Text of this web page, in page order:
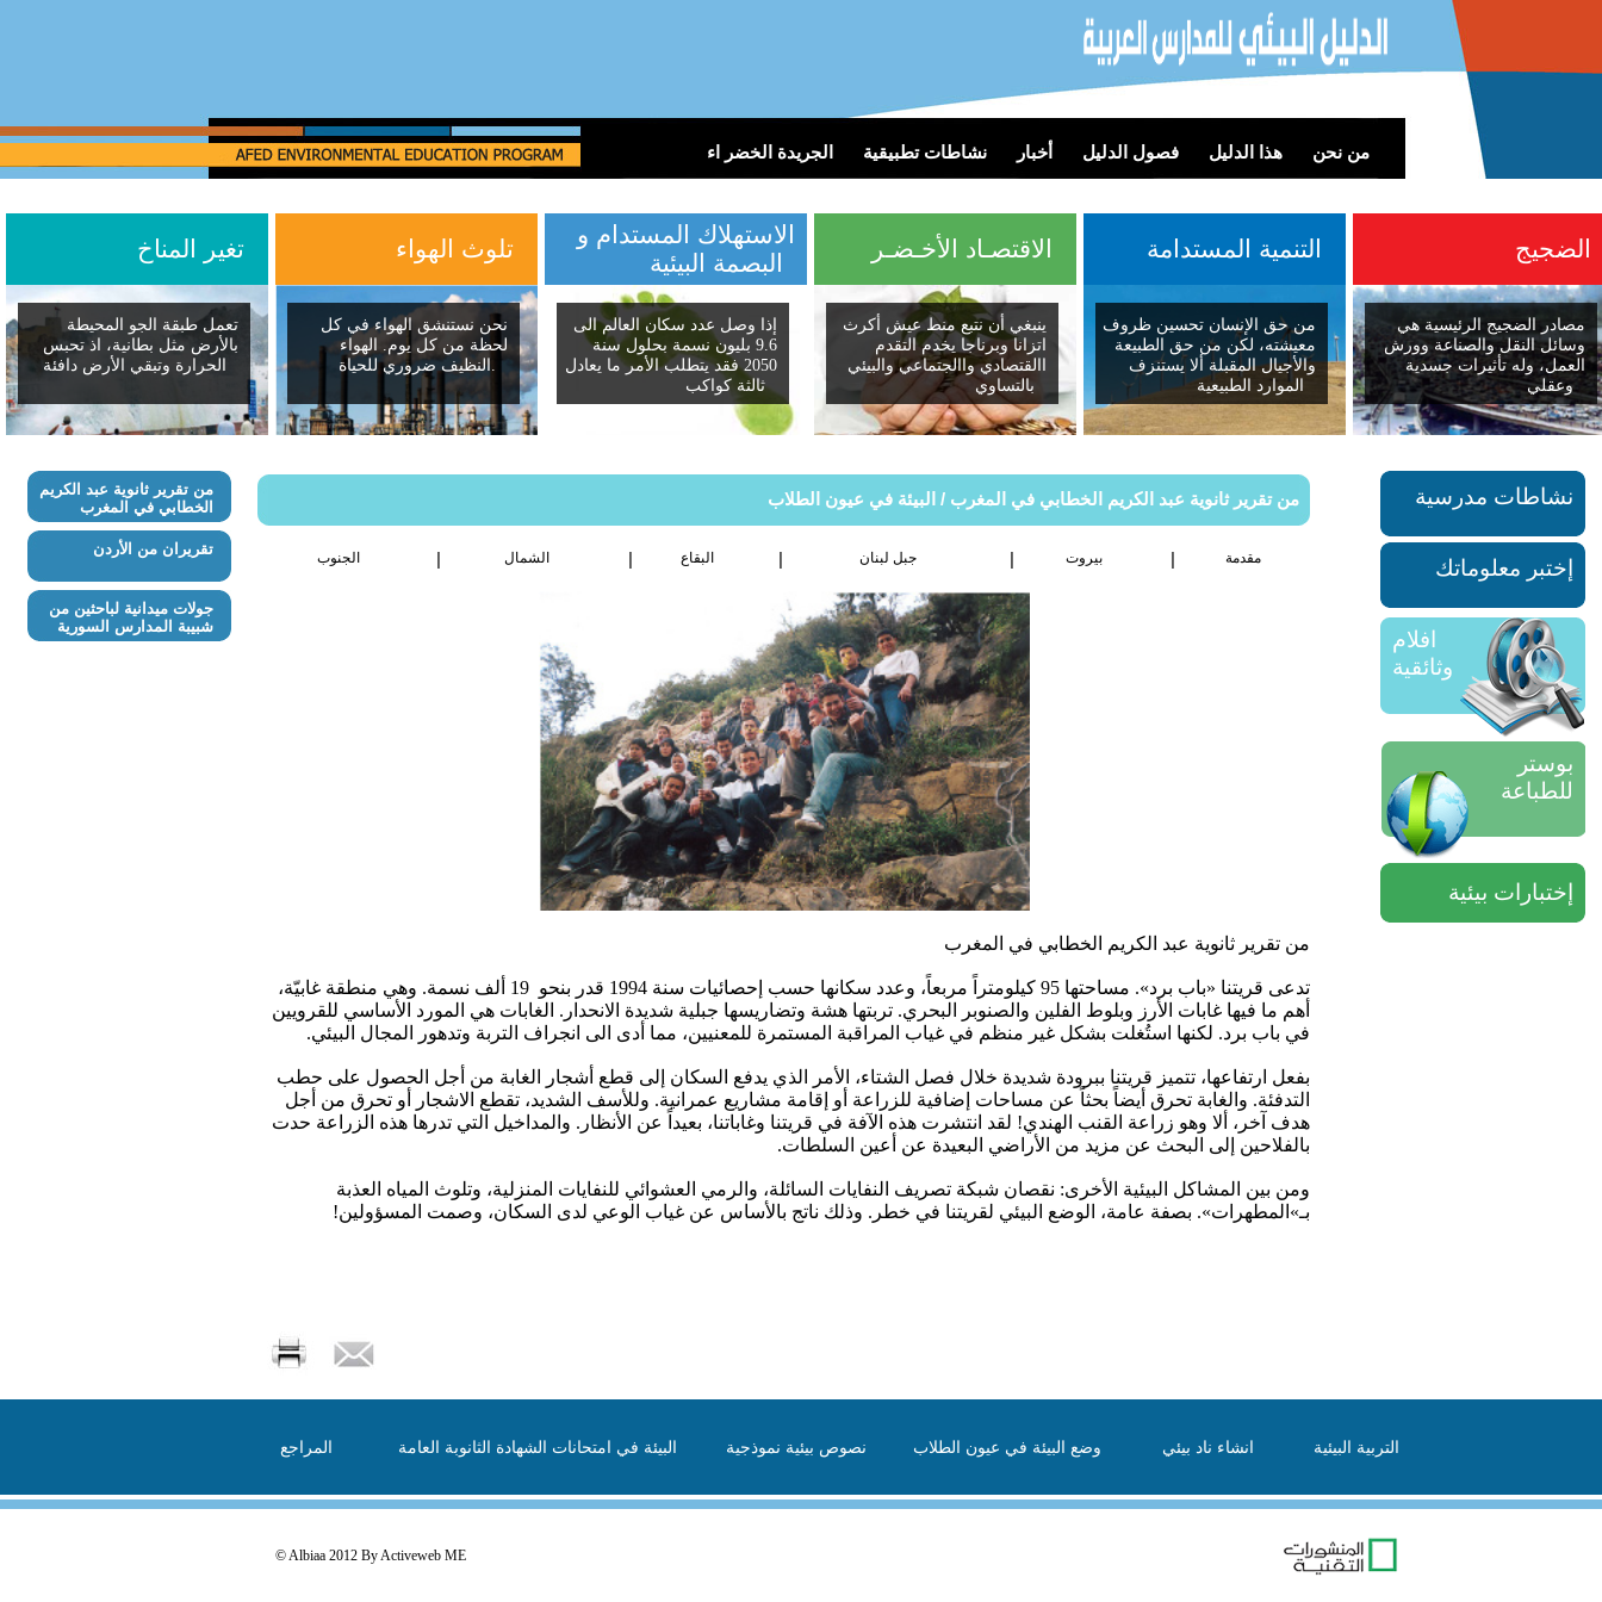
من نحن هذا الدليل فصول الدليل أخبار نشاطات تطبيقية الجريدة الخضر اء
الاستهلاك المستدام و
البصمة البيئية
إذا وصل عدد سكان العالم الى
9.6 بليون نسمة بحلول سنة
2050 فقد يتطلب الأمر ما يعادل
ثالثة كواكب
الاقتصـاد الأخـضـر
ينبغي أن نتبع منط عيش أكرث
اتزانا وبرناجا يخدم التقدم
االقتصادي واالجتماعي والبيئي
بالتساوي
التنمية المستدامة
من حق الإنسان تحسين ظروف
معيشته، لكن من حق الطبيعة
والأجيال المقبلة ألا يستنزف
الموارد الطبيعية
مصادر الضجيج الرئيسية هي
وسائل النقل والصناعة وورش
العمل، وله تأثيرات جسدية
وعقلي
تغير المناخ
تعمل طبقة الجو المحيطة
بالأرض مثل بطانية، اذ تحبس
الحرارة وتبقي الأرض دافئة
تلوث الهواء
نحن نستنشق الهواء في كل
لحظة من كل يوم. الهواء
من تقرير ثانوية عبد الكريم
الخطابي في المغرب
تقريران من الأردن
جولات ميدانية لباحثين من
شبيبة المدارس السورية
من تقرير ثانوية عبد الكريم الخطابي في المغرب / البيئة في عيون الطلاب
مقدمة | بيروت | جبل لبنان | البقاع | الشمال | الجنوب
من تقرير ثانوية عبد الكريم الخطابي في المغرب
تدعى قريتنا «باب برد». مساحتها 95 كيلومتراً مربعاً، وعدد سكانها حسب إحصائيات سنة 1994 قدر بنحو 19 ألف نسمة. وهي منطقة غابيّة،
أهم ما فيها غابات الأرز وبلوط الفلين والصنوبر البحري. تربتها هشة وتضاريسها جبلية شديدة الانحدار. الغابات هي المورد الأساسي للقرويين
في باب برد. لكنها استُغلت بشكل غير منظم في غياب المراقبة المستمرة للمعنيين، مما أدى الى انجراف التربة وتدهور المجال البيئي.
بفعل ارتفاعها، تتميز قريتنا ببرودة شديدة خلال فصل الشتاء، الأمر الذي يدفع السكان إلى قطع أشجار الغابة من أجل الحصول على حطب
التدفئة. والغابة تحرق أيضاً بحثاً عن مساحات إضافية للزراعة أو إقامة مشاريع عمرانية. وللأسف الشديد، تقطع الاشجار أو تحرق من أجل
هدف آخر، ألا وهو زراعة القنب الهندي! لقد انتشرت هذه الآفة في قريتنا وغاباتنا، بعيداً عن الأنظار. والمداخيل التي تدرها هذه الزراعة حدت
بالفلاحين إلى البحث عن مزيد من الأراضي البعيدة عن أعين السلطات.
ومن بين المشاكل البيئية الأخرى: نقصان شبكة تصريف النفايات السائلة، والرمي العشوائي للنفايات المنزلية، وتلوث المياه العذبة
بـ»المطهرات». بصفة عامة، الوضع البيئي لقريتنا في خطر. وذلك ناتج بالأساس عن غياب الوعي لدى السكان، وصمت المسؤولين!
نشاطات مدرسية
إختبر معلوماتك
افلام
وثائقية
بوستر
للطباعة
إختبارات بيئية
المراجع البيئة في امتحانات الشهادة الثانوبة العامة نصوص بيئية نموذجية وضع البيئة في عيون الطلاب انشاء ناد بيئي التربية البيئية
© Albiaa 2012 ByActiveweb ME